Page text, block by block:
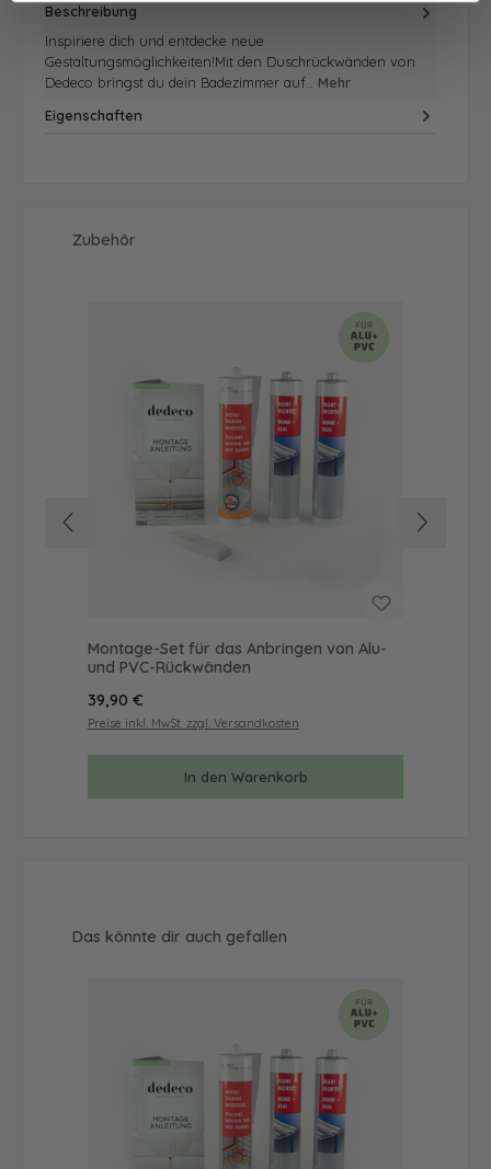
Beschreibung
Inspiriere dich und entdecke neue
Gestaltungsmöglichkeiten!Mit den Duschrückwänden von
Dedeco bringst du dein Badezimmer auf… Mehr
Eigenschaften
Produktgalerie überspringen
Zubehör
Montage-Set für das Anbringen von Alu-
und PVC-Rückwänden
Regulärer Preis:
39,90 €
Preise inkl. MwSt. zzgl. Versandkosten
In den Warenkorb
Produktgalerie überspringen
Das könnte dir auch gefallen